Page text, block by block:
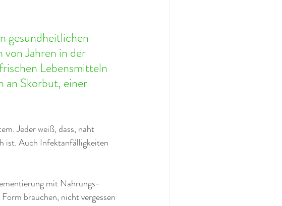
gesundheitlichen
Jahren in der
Lebensmitteln
an Skorbut, einer
Jeder weiß, dass, naht
ist. Auch Infektanfälligkeiten
mit Nahrungs-
brauchen, nicht vergessen